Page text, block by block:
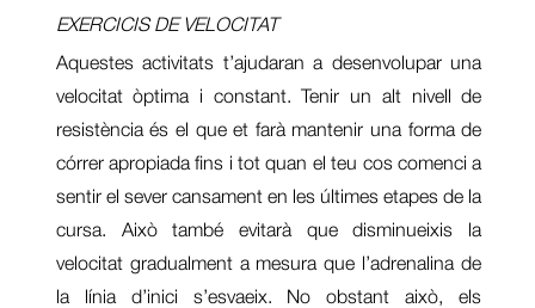
EXERCICIS DE VELOCITAT
Aquestes activitats t’ajudaran a desenvolupar una
velocitat òptima i constant. Tenir un alt nivell de
resistència és el que et farà mantenir una forma de
córrer apropiada fins i tot quan el teu cos comenci a
sentir el sever cansament en les últimes etapes de la
cursa. Això també evitarà que disminueixis la
velocitat gradualment a mesura que l’adrenalina de
la línia d’inici s’esvaeix. No obstant això, els